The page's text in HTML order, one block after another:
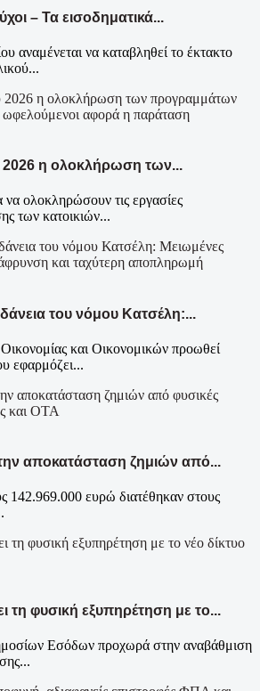
– Τα εισοδηματικά...
αναμένεται να καταβληθεί το έκτακτο
2026 η ολοκλήρωση των...
ολοκληρώσουν τις εργασίες
των κατοικιών...
του νόμου Κατσέλη:...
και Οικονομικών προωθεί
εφαρμόζει...
αποκατάσταση ζημιών από...
142.969.000 ευρώ διατέθηκαν στους
τη φυσική εξυπηρέτηση με το...
Εσόδων προχωρά στην αναβάθμιση